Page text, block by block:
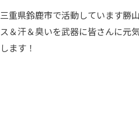
三重県鈴鹿市で活動しています勝
ス＆汗＆臭いを武器に皆さんに元
します！